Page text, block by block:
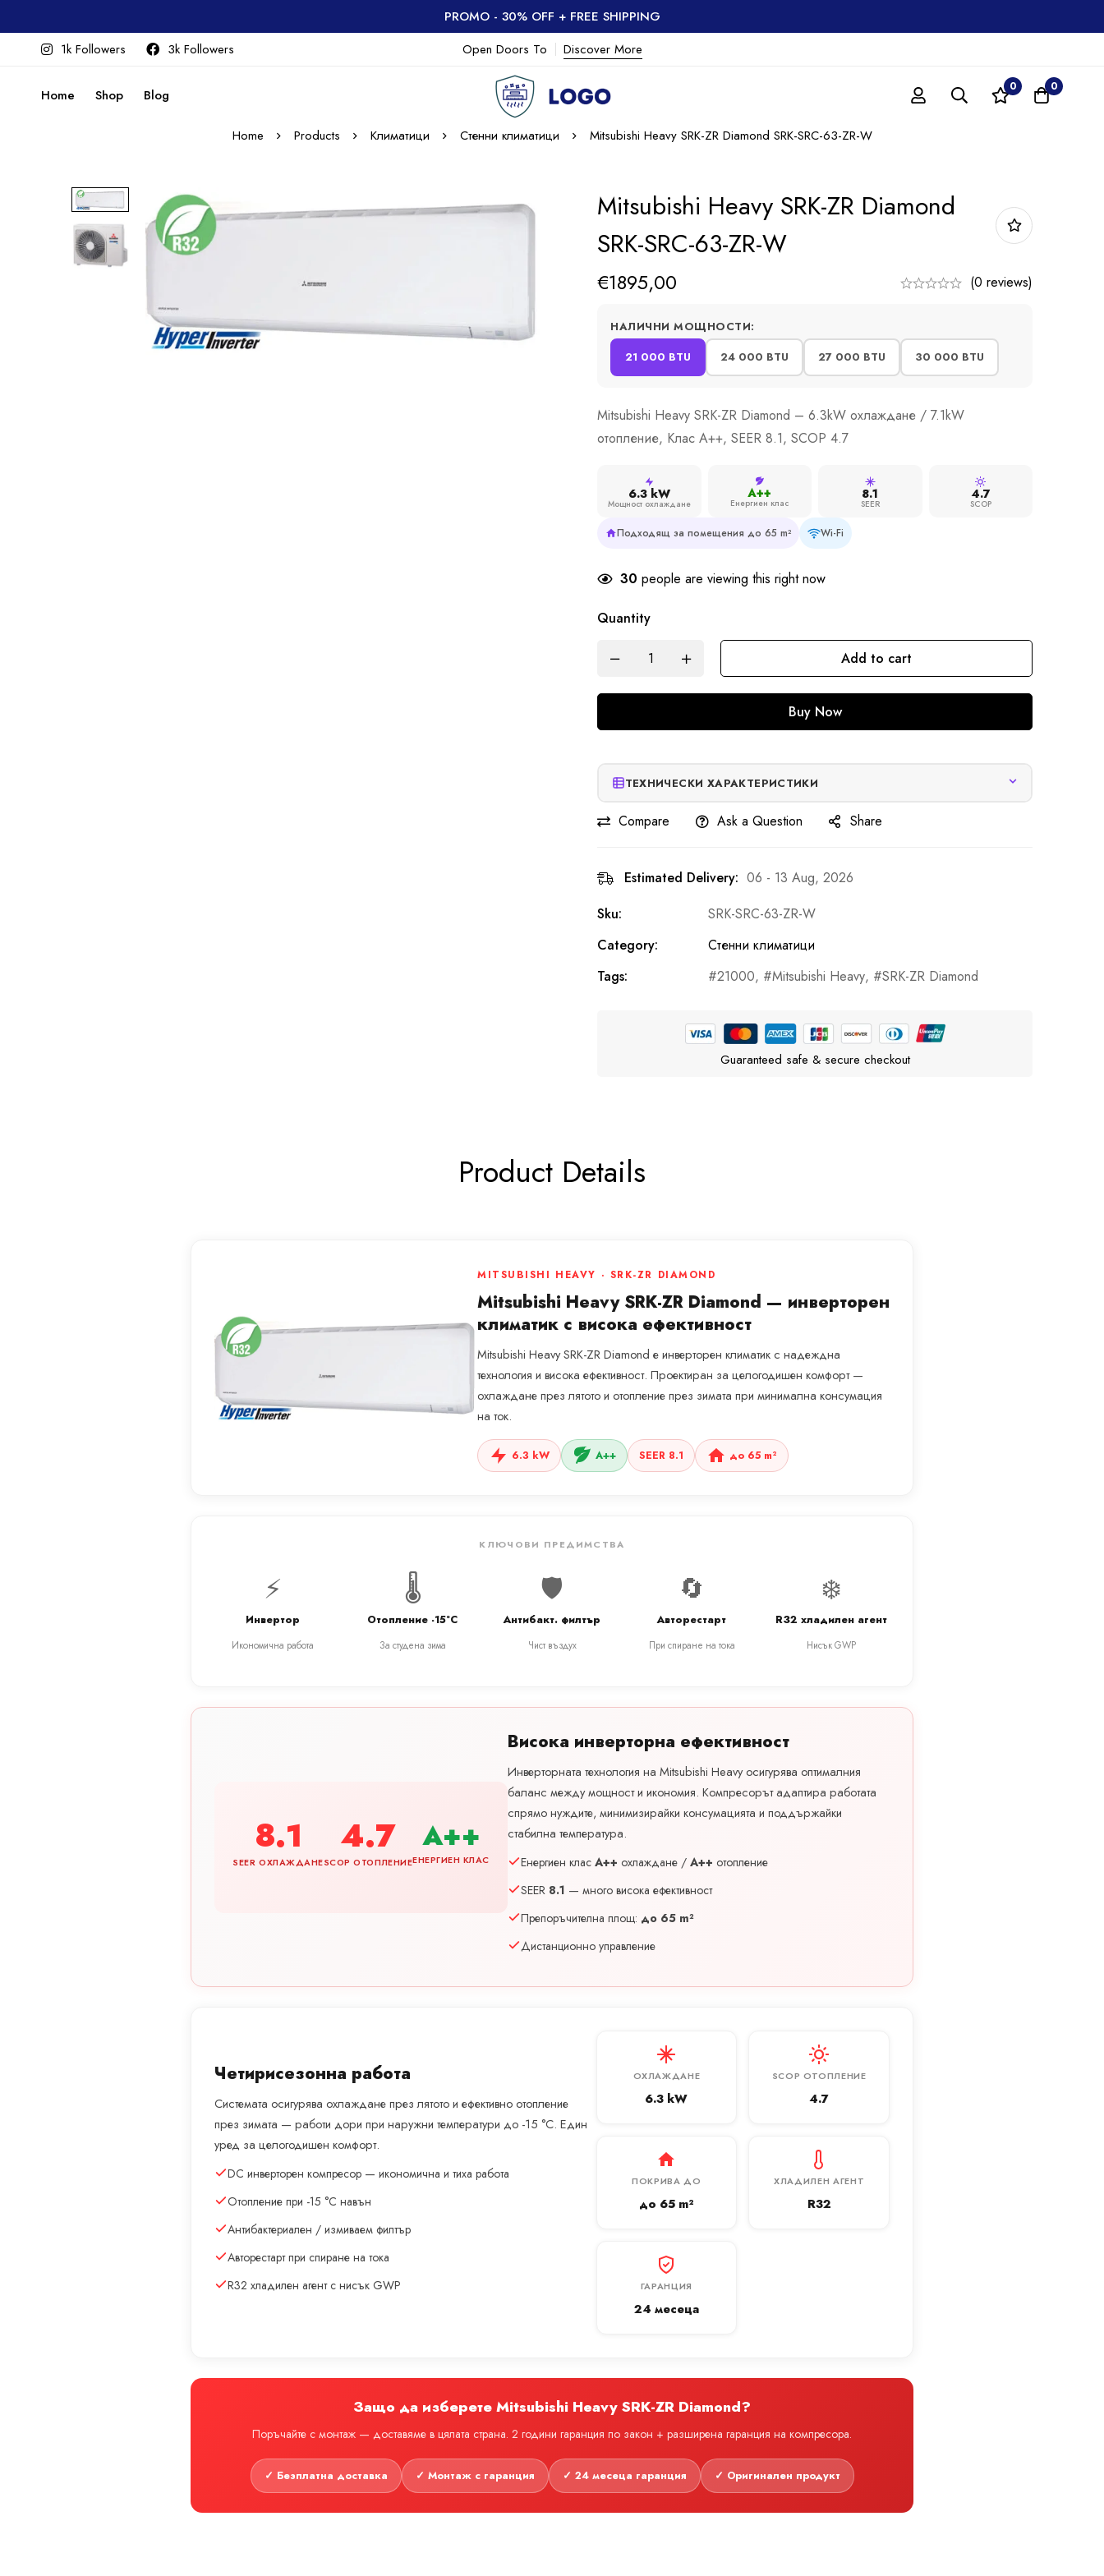
PROMO - 30% OFF + FREE SHIPPING
1k Followers
3k Followers Open Doors To Discover More
Home Shop Blog 0 0
Home Products Климатици Стенни климатици Mitsubishi Heavy SRK-ZR Diamond SRK-SRC-63-ZR-W
Mitsubishi Heavy SRK-ZR Diamond
SRK-SRC-63-ZR-W
€1895,00 (0 reviews)
НАЛИЧНИ МОЩНОСТИ:
21 000 BTU
24 000 BTU 27 000 BTU 30 000 BTU
Mitsubishi Heavy SRK-ZR Diamond – 6.3kW охлаждане / 7.1kW
отопление, Клас A++, SEER 8.1, SCOP 4.7
6.3 kW
Мощност охлаждане
A++
Енергиен клас
8.1
SEER
4.7
SCOP
Подходящ за помещения до 65 m² Wi-Fi
30 people are viewing this right now
Quantity
Add to cart
Buy Now
ТЕХНИЧЕСКИ ХАРАКТЕРИСТИКИ
Compare Ask a Question Share
Estimated Delivery: 06 - 13 Aug, 2026
Sku:
SRK-SRC-63-ZR-W
Category:
Стенни климатици
Tags:
21000, Mitsubishi Heavy, SRK-ZR Diamond
Guaranteed safe & secure checkout
Product Details
MITSUBISHI HEAVY · SRK-ZR DIAMOND
Mitsubishi Heavy SRK-ZR Diamond — инверторен
климатик с висока ефективност
Mitsubishi Heavy SRK-ZR Diamond е инверторен климатик с надеждна
технология и висока ефективност. Проектиран за целогодишен комфорт —
охлаждане през лятото и отопление през зимата при минимална консумация
на ток.
6.3 kW A++ SEER 8.1 до 65 m²
КЛЮЧОВИ ПРЕДИМСТВА
⚡
Инвертор
Икономична работа
🌡️
Отопление -15°C
За студена зима
🛡️
Антибакт. филтър
Чист въздух
🔄
Авторестарт
При спиране на тока
❄️
R32 хладилен агент
Нисък GWP
8.1
SEER ОХЛАЖДАНЕ
4.7
SCOP ОТОПЛЕНИЕ
A++
ЕНЕРГИЕН КЛАС
Висока инверторна ефективност
Инверторната технология на Mitsubishi Heavy осигурява оптималния
баланс между мощност и икономия. Компресорът адаптира работата
спрямо нуждите, минимизирайки консумацията и поддържайки
стабилна температура.
Енергиен класA++ охлаждане /A++ отопление
SEER 8.1 — много висока ефективност
Препоръчителна площ: до 65 m²
Дистанционно управление
Четирисезонна работа
Системата осигурява охлаждане през лятото и ефективно отопление
през зимата — работи дори при наружни температури до -15 °C. Един
уред за целогодишен комфорт.
DC инверторен компресор — икономична и тиха работа
Отопление при -15 °C навън
Антибактериален / измиваем филтър
Авторестарт при спиране на тока
R32 хладилен агент с нисък GWP
ОХЛАЖДАНЕ
6.3 kW
SCOP ОТОПЛЕНИЕ
4.7
ПОКРИВА ДО
до 65 m²
ХЛАДИЛЕН АГЕНТ
R32
ГАРАНЦИЯ
24 месеца
Защо да изберете Mitsubishi Heavy SRK-ZR Diamond?
Поръчайте с монтаж — доставяме в цялата страна. 2 години гаранция по закон + разширена гаранция на компресора.
✓ Безплатна доставка ✓ Монтаж с гаранция ✓ 24 месеца гаранция ✓ Оригинален продукт